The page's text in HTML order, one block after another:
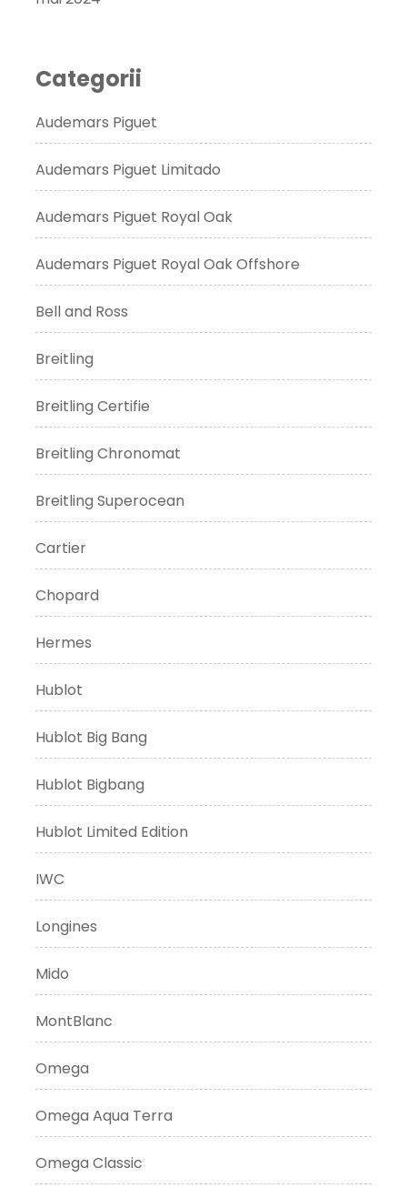
Categorii
Audemars Piguet
Audemars Piguet Limitado
Audemars Piguet Royal Oak
Audemars Piguet Royal Oak Offshore
Bell and Ross
Breitling
Breitling Certifie
Breitling Chronomat
Breitling Superocean
Cartier
Chopard
Hermes
Hublot
Hublot Big Bang
Hublot Bigbang
Hublot Limited Edition
IWC
Longines
Mido
MontBlanc
Omega
Omega Aqua Terra
Omega Classic